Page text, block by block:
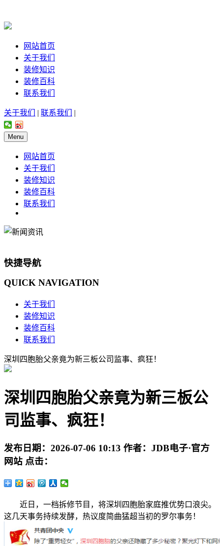
网站首页
关于我们
装修知识
装修百科
联系我们
关于我们 | 联系我们 |
Menu
网站首页
关于我们
装修知识
装修百科
联系我们
快捷导航
QUICK NAVIGATION
关于我们
装修知识
装修百科
联系我们
深圳四胞胎父亲竟为新三板公司监事、疯狂！
深圳四胞胎父亲竟为新三板公
司监事、疯狂！
发布日期： 2026-07-06 10:13 作者： JDB电子·官方
网站 点击：
近日，一档拆修节目，将深圳四胞胎家庭推优势口浪尖。
这几天事务持续发酵，热议度简曲猛超当初的罗尔事务！